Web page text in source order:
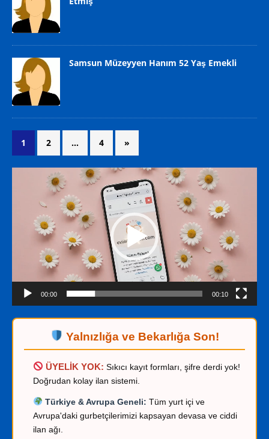
Samsun Müzeyyen Hanım 52 Yaş Emekli
1 2 … 4 »
00:00 00:10
Yalnızlığa ve Bekarlığa Son!
ÜYELİK YOK: Sıkıcı kayıt formları, şifre derdi yok!
Doğrudan kolay ilan sistemi.
Türkiye & Avrupa Geneli: Tüm yurt içi ve
Avrupa'daki gurbetçilerimizi kapsayan devasa ve ciddi
ilan ağı.